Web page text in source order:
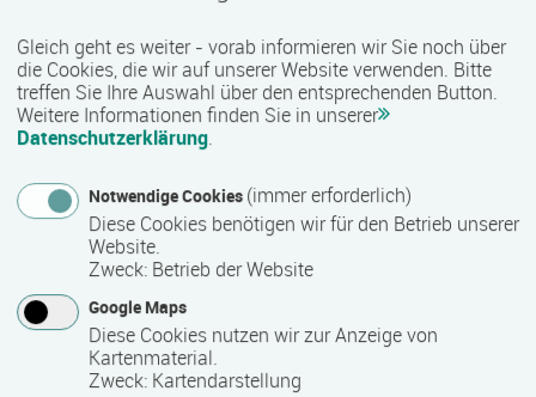
technische, gewerblich-handwerkliche sowie IT-bezogene
Qualifizierungen angeboten. Je nach Maßnahme besteht
zudem die Möglichkeit, anerkannte Zusatzqualifikationen
und Zertifikate zu erwerben, die den beruflichen Werdegang
Qualität und Besonderheiten:
Als zertifizierter Bildungsträger erfüllt COMCAVE die
Qualitätsanforderungen für die Förderung von
Weiterbildungsmaßnahmen durch öffentliche Kostenträger
wie die Agentur für Arbeit oder Jobcenter. Viele Angebote
sind nach der AZAV (Akkreditierungs- und
Gleich geht es weiter - vorab informieren wir Sie noch über
die Cookies, die wir auf unserer Website verwenden. Bitte
treffen Sie Ihre Auswahl über den entsprechenden Button.
Weitere Informationen finden Sie in unserer
Datenschutzerklärung.
Notwendige Cookies (immer erforderlich)
Diese Cookies benötigen wir für den Betrieb unserer
Website.
Zweck: Betrieb der Website
Google Maps
Diese Cookies nutzen wir zur Anzeige von
Kartenmaterial.
Zweck: Kartendarstellung